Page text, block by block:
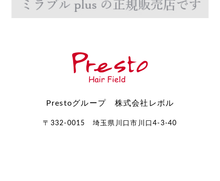
Prestoグループ 株式会社レボル
〒332-0015 埼玉県川口市川口4-3-40